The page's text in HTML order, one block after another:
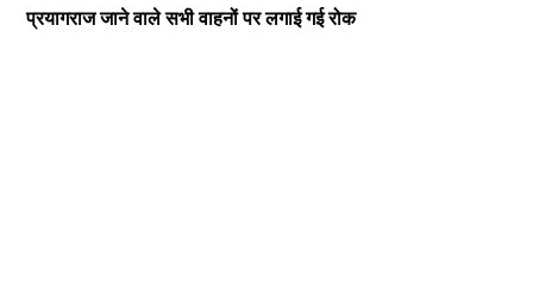
प्रयागराज जाने वाले सभी वाहनों पर लगाई गई रोक